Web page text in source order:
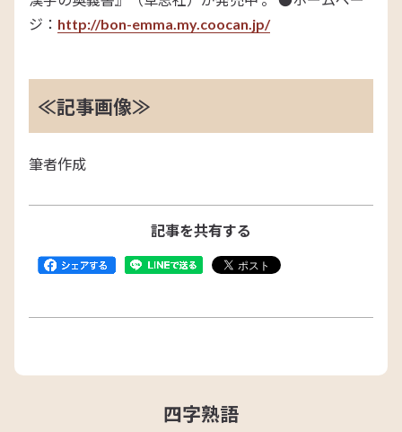
ジ： http://bon-emma.my.coocan.jp/
≪記事画像≫
筆者作成
記事を共有する
四字熟語